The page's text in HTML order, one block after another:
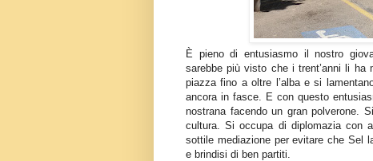
È pieno di entusiasmo il nostro
sarebbe più visto che i trent’anni li
piazza fino a oltre l’alba e si
ancora in fasce. E con questo
nostrana facendo un gran polverone.
cultura. Si occupa di diplomazia con
sottile mediazione per evitare che Sel
e brindisi di ben partiti.